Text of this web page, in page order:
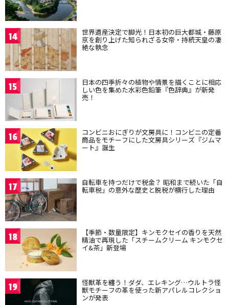
14 世界遺産決定で脚光！日本初の巨大都城・藤原
京を創り上げた知られざる女帝・持統天皇の凄
絶な執念
15 日本の四季折々の植物や情景を描くことに相応
しい色を集めた水彩色鉛筆『色辞典』が新発
売！
16 コンビニおにぎりが文房具に！コンビニの定番
商品をモチーフにした文房具シリーズ『ジムマ
ート』誕生
17 自転車を持つだけで税金？ 昭和まで続いた「自
転車税」の意外な歴史と脱税が横行した理由
18 【季節・数量限定】キンモクセイの香りを天然
精油で再現した「スチームクリーム キンモクセ
イ&茶」新登場
19 怪獣革を纏う！ダダ、エレキング…ウルトラ怪
獣モチーフの革を使った新アパレルコレクショ
ンが発表